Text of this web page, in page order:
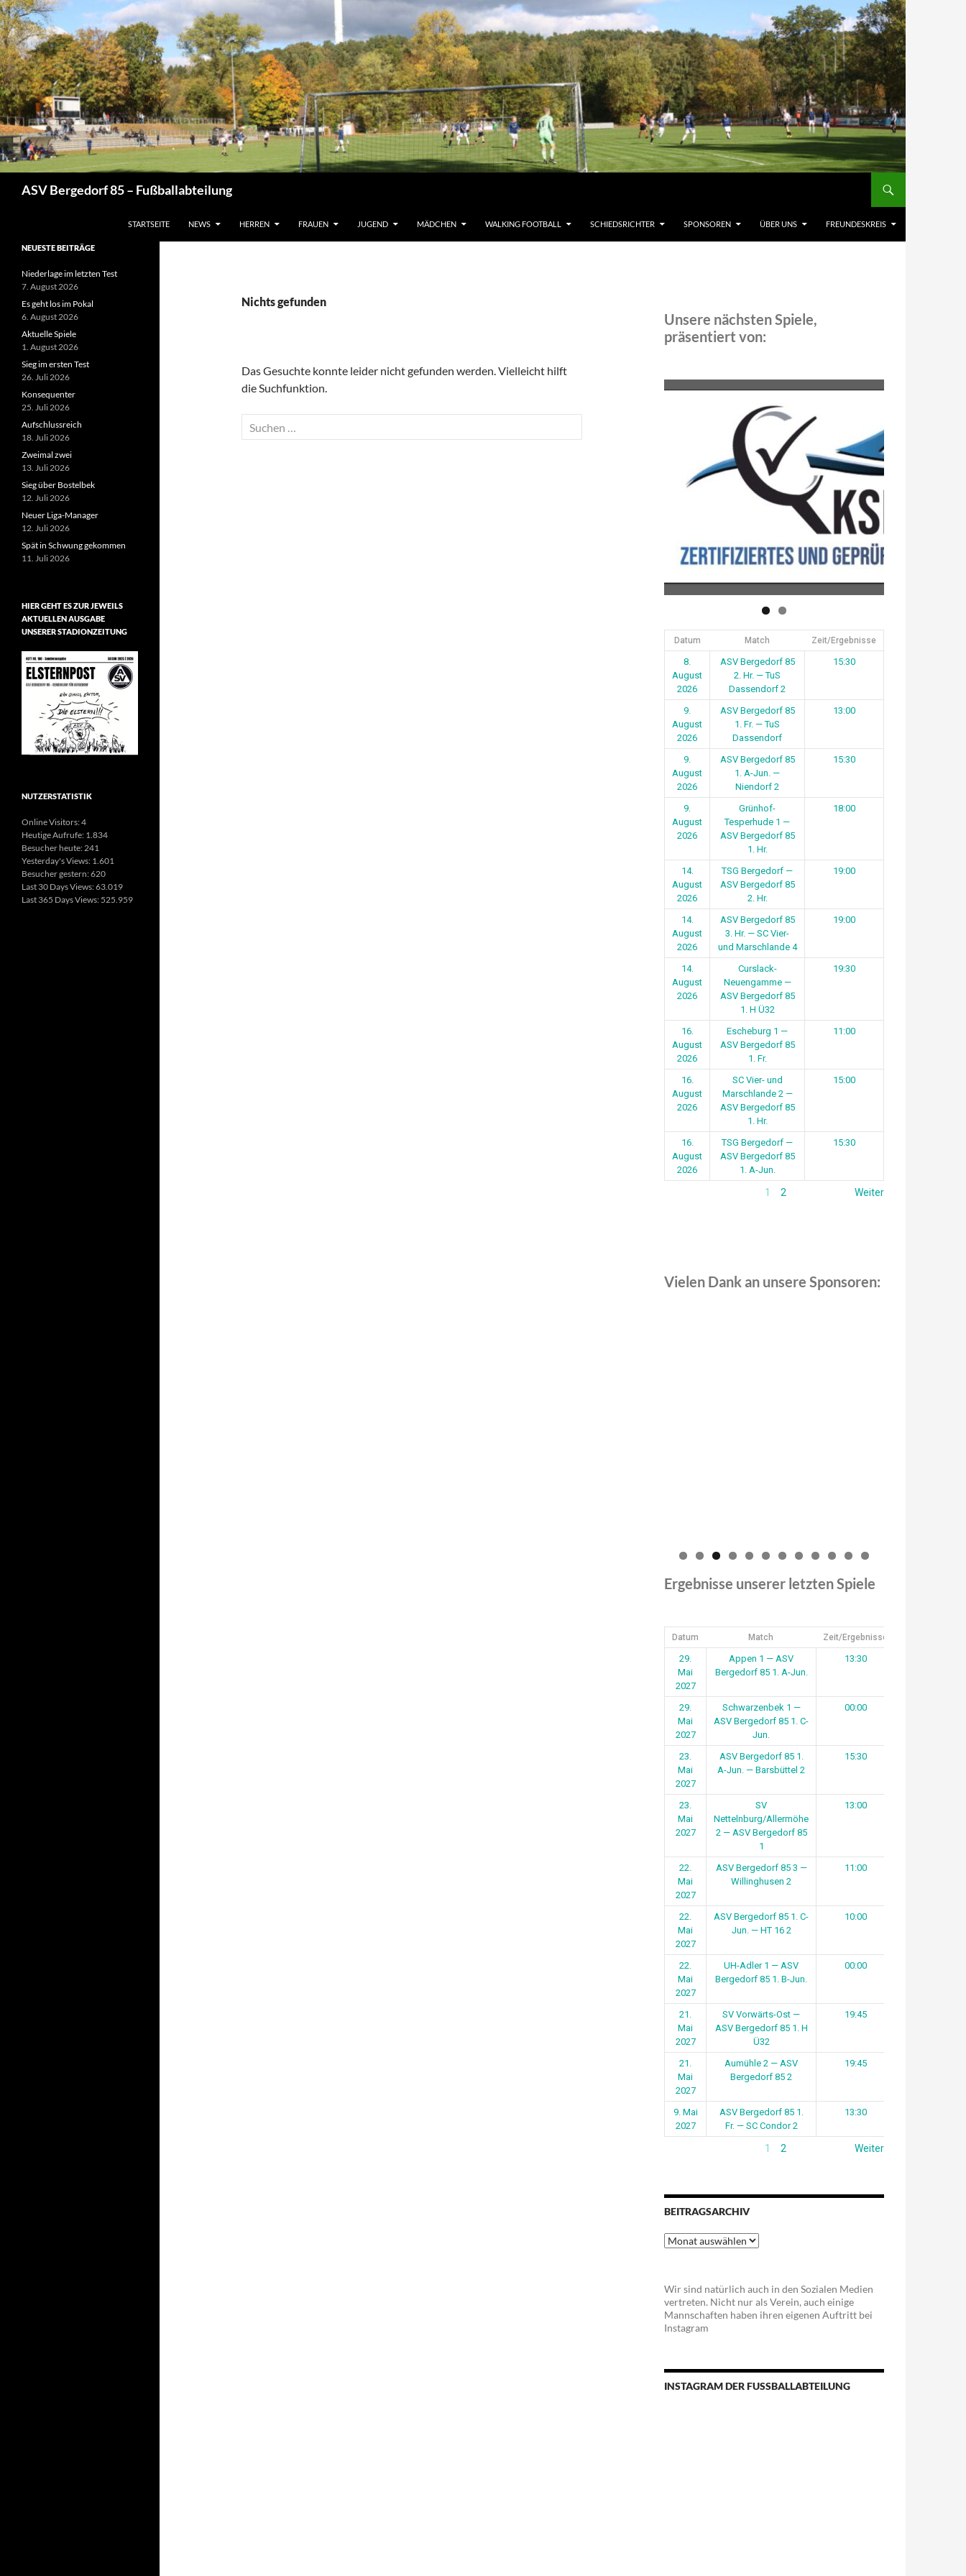
Zum
Inhalt
springen
ASV Bergedorf 85 – Fußballabteilung
STARTSEITE NEWS HERREN FRAUEN JUGEND MÄDCHEN WALKING FOOTBALL SCHIEDSRICHTER SPONSOREN ÜBER UNS FREUNDESKREIS
Nichts gefunden
Das Gesuchte konnte leider nicht gefunden werden. Vielleicht hilft
die Suchfunktion.
Suchen
nach:
Unsere nächsten Spiele,
präsentiert von:
Datum Match Zeit/Ergebnisse
8.
August
2026
ASV Bergedorf 85
2. Hr. — TuS
Dassendorf 2
15:30
9.
August
2026
ASV Bergedorf 85
1. Fr. — TuS
Dassendorf
13:00
9.
August
2026
ASV Bergedorf 85
1. A-Jun. —
Niendorf 2
15:30
9.
August
2026
Grünhof-
Tesperhude 1 —
ASV Bergedorf 85
1. Hr.
18:00
14.
August
2026
TSG Bergedorf —
ASV Bergedorf 85
2. Hr.
19:00
14.
August
2026
ASV Bergedorf 85
3. Hr. — SC Vier-
und Marschlande 4
19:00
14.
August
2026
Curslack-
Neuengamme —
ASV Bergedorf 85
1. H Ü32
19:30
16.
August
2026
Escheburg 1 —
ASV Bergedorf 85
1. Fr.
11:00
16.
August
2026
SC Vier- und
Marschlande 2 —
ASV Bergedorf 85
1. Hr.
15:00
16.
August
2026
TSG Bergedorf —
ASV Bergedorf 85
1. A-Jun.
15:30
1 2 Weiter
Vielen Dank an unsere Sponsoren:
0 1 2
Ergebnisse unserer letzten Spiele
Datum Match Zeit/Ergebnisse
29.
Mai
2027
Appen 1 — ASV
Bergedorf 85 1. A-Jun.
13:30
29.
Mai
2027
Schwarzenbek 1 —
ASV Bergedorf 85 1. C-
Jun.
00:00
23.
Mai
2027
ASV Bergedorf 85 1.
A-Jun. — Barsbüttel 2
15:30
23.
Mai
2027
SV
Nettelnburg/Allermöhe
2 — ASV Bergedorf 85
1
13:00
22.
Mai
2027
ASV Bergedorf 85 3 —
Willinghusen 2
11:00
22.
Mai
2027
ASV Bergedorf 85 1. C-
Jun. — HT 16 2
10:00
22.
Mai
2027
UH-Adler 1 — ASV
Bergedorf 85 1. B-Jun.
00:00
21.
Mai
2027
SV Vorwärts-Ost —
ASV Bergedorf 85 1. H
Ü32
19:45
21.
Mai
2027
Aumühle 2 — ASV
Bergedorf 85 2
19:45
9. Mai
2027
ASV Bergedorf 85 1.
Fr. — SC Condor 2
13:30
1 2 Weiter
BEITRAGSARCHIV
Beitragsarchiv
Wir sind natürlich auch in den Sozialen Medien
vertreten. Nicht nur als Verein, auch einige
Mannschaften haben ihren eigenen Auftritt bei
Instagram
INSTAGRAM DER FUSSBALLABTEILUNG
NEUESTE BEITRÄGE
Niederlage im letzten Test
7. August 2026
Es geht los im Pokal
6. August 2026
Aktuelle Spiele
1. August 2026
Sieg im ersten Test
26. Juli 2026
Konsequenter
25. Juli 2026
Aufschlussreich
18. Juli 2026
Zweimal zwei
13. Juli 2026
Sieg über Bostelbek
12. Juli 2026
Neuer Liga-Manager
12. Juli 2026
Spät in Schwung gekommen
11. Juli 2026
HIER GEHT ES ZUR JEWEILS
AKTUELLEN AUSGABE
UNSERER STADIONZEITUNG
NUTZERSTATISTIK
Online Visitors:4
Heutige Aufrufe: 1.834
Besucher heute: 241
Yesterday's Views: 1.601
Besucher gestern:620
Last 30 Days Views:63.019
Last 365 Days Views: 525.959